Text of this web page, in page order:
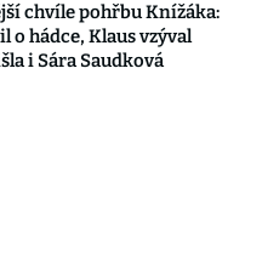
chvíle pohřbu Knížáka:
o hádce, Klaus vzýval
i Sára Saudková